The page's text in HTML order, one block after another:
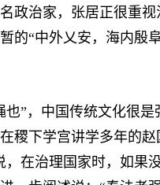
政治家，张居正很重
的“中外乂安，海内殷
，中国传统文化很是
稷下学宫讲学多年的
在治理国家时，如果